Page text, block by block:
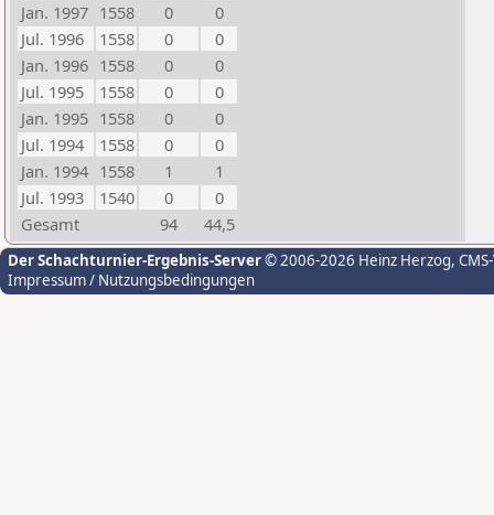
Jan. 1997 1558 0
0
Jul. 1996
1558 0
0
Jan. 1996 1558 0
0
Jul. 1995
1558 0
0
Jan. 1995 1558 0
0
Jul. 1994
1558 0
0
Jan. 1994 1558 1
1
Jul. 1993
1540 0
0
Gesamt
94 44,5
Der Schachturnier-Ergebnis-Server© 2006-2026 Heinz Herzog,
Impressum / Nutzungsbedingungen